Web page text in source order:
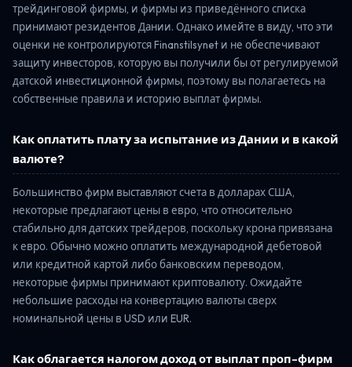
трейдинговой фирмы, и фирмы из приведённого списка
принимают резидентов Дании. Однако имейте в виду, что эти
оценки не контролируются Finanstilsynet и не обеспечивают
защиту инвесторов, которую вы получили бы от регулируемой
датской инвестиционной фирмы, поэтому вы полагаетесь на
собственные правила и историю выплат фирмы.
Как оплатить плату за испытание из Дании и в какой
валюте?
Большинство фирм выставляют счета в долларах США,
некоторые предлагают цены в евро, что относительно
стабильно для датских трейдеров, поскольку крона привязана
к евро. Обычно можно оплатить международной дебетовой
или кредитной картой либо банковским переводом,
некоторые фирмы принимают криптовалюту. Ожидайте
небольшие расходы на конвертацию валюты сверх
номинальной цены в USD или EUR.
Как облагается налогом доход от выплат проп-фирм